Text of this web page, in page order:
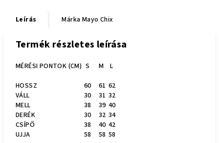
Leírás Márka Mayo Chix
Termék részletes leírása
MÉRÉSI PONTOK (CM) S M
L
HOSSZ
60 61 62
VÁLL
30 31 32
MELL
38 39 40
DERÉK
30 32 34
CSÍPŐ
38 40 42
UJJA
58 58 58